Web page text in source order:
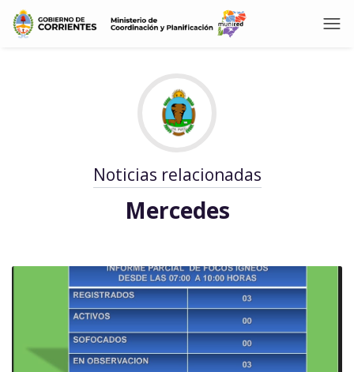
Noticias relacionadas
Mercedes